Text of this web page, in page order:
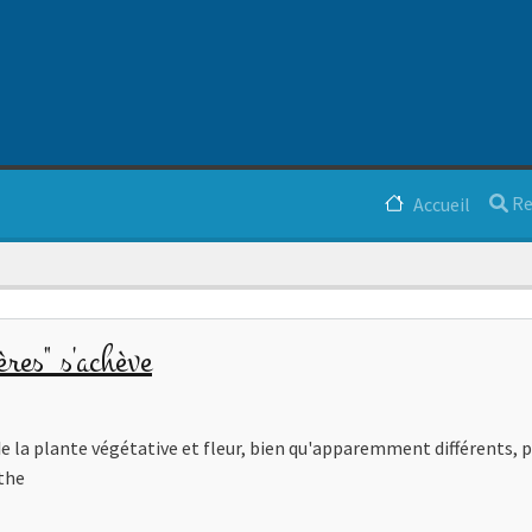
Navigation
Accueil
s'achève
la plante végétative et fleur, bien qu'apparemment différents,